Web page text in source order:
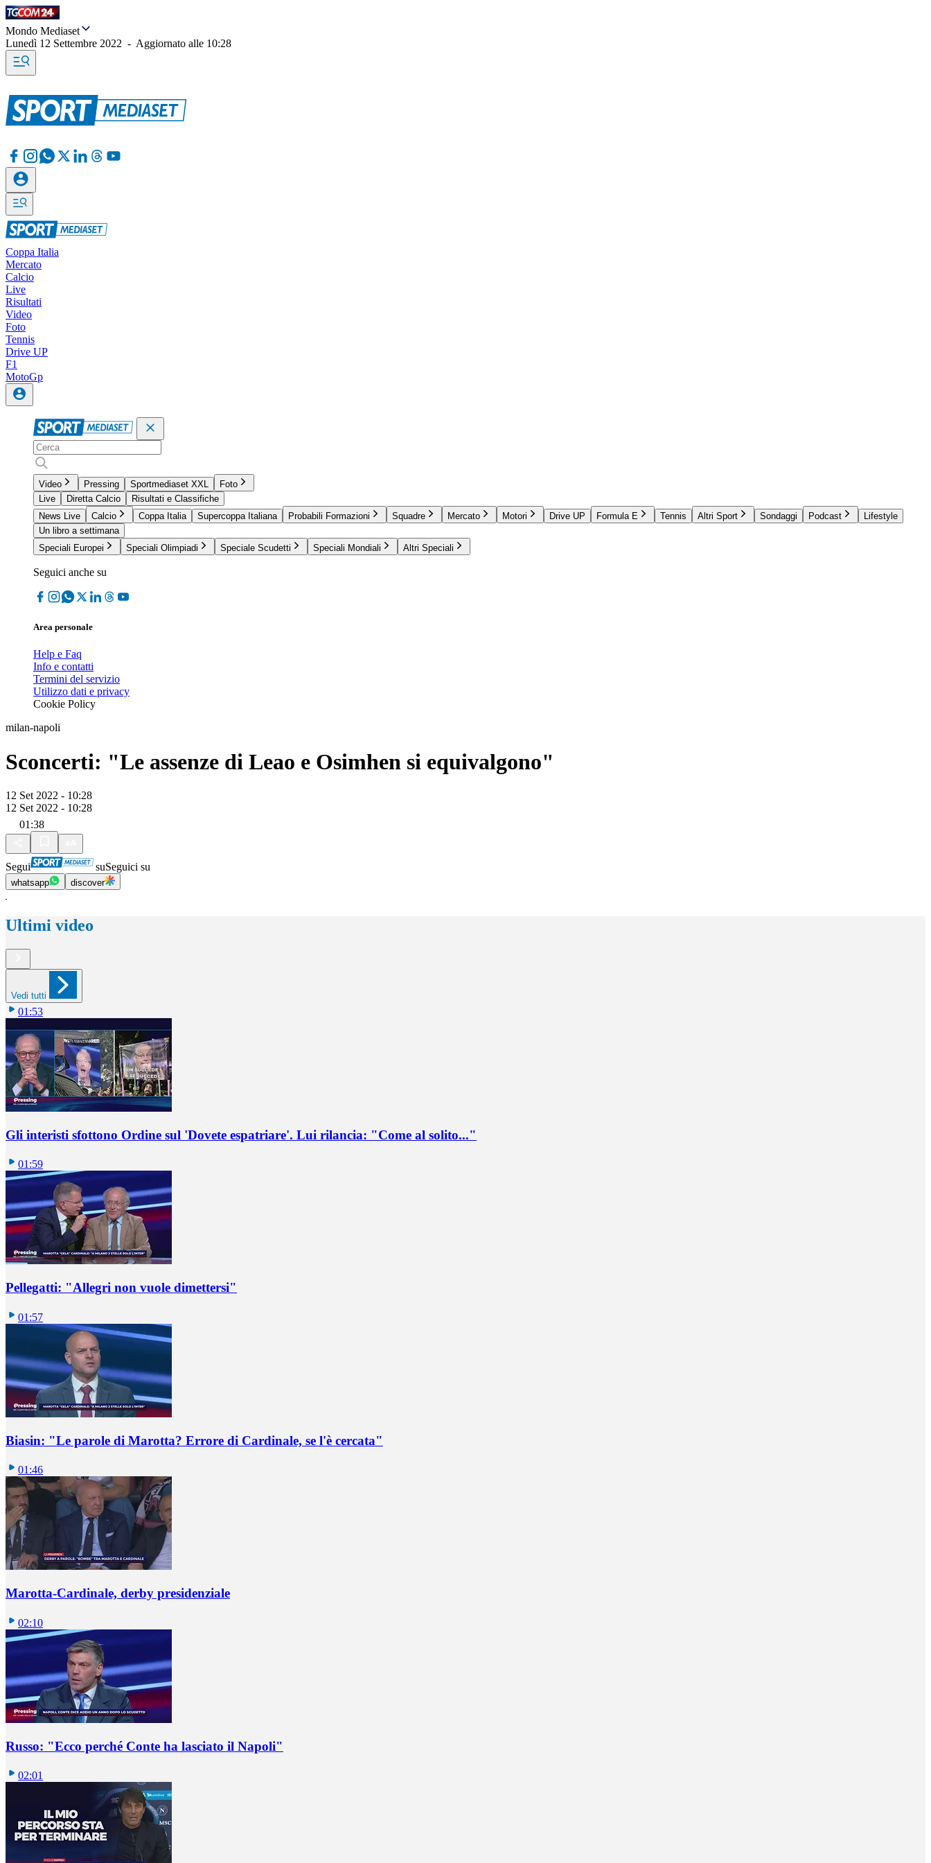
Mondo Mediaset
Lunedì 12 Settembre 2022 - Aggiornato alle 10:28
Coppa Italia
Mercato
Calcio
Live
Risultati
Video
Foto
Tennis
Drive UP
F1
MotoGp
Video Pressing Sportmediaset XXL
Foto
Live
Diretta Calcio
Risultati e Classifiche
News Live
Calcio Coppa Italia Supercoppa Italiana Probabili Formazioni Squadre Mercato Motori Drive UP Formula E Tennis Altri Sport Sondaggi Podcast
Lifestyle
Un libro a settimana
Speciali Europei
Speciali Olimpiadi Speciale Scudetti Speciali Mondiali Altri Speciali
Seguici anche su
Area personale
Help e Faq
Info e contatti
Termini del servizio
Utilizzo dati e privacy
Cookie Policy
milan-napoli
Sconcerti: "Le assenze di Leao e Osimhen si equivalgono"
12 Set 2022 - 10:28
12 Set 2022 - 10:28
01:38
Segui suSeguici su
whatsapp discover
Ultimi video
Vedi tutti
01:53
Gli interisti sfottono Ordine sul 'Dovete espatriare'. Lui rilancia: "Come al solito..."
01:59
Pellegatti: "Allegri non vuole dimettersi"
01:57
Biasin: "Le parole di Marotta? Errore di Cardinale, se l'è cercata"
01:46
Marotta-Cardinale, derby presidenziale
02:10
Russo: "Ecco perché Conte ha lasciato il Napoli"
02:01